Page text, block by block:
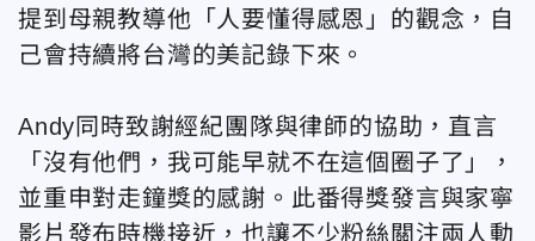
提到母親教導他「人要懂得感恩」的觀念，自
己會持續將台灣的美記錄下來。
Andy同時致謝經紀團隊與律師的協助，直言
「沒有他們，我可能早就不在這個圈子了」，
並重申對走鐘獎的感謝。此番得獎發言與家寧
影片發布時機接近，也讓不少粉絲關注兩人動